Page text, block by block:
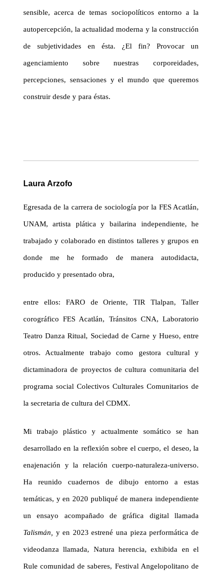
sensible, acerca de temas sociopolíticos entorno a la
autopercepción, la actualidad moderna y la construcción
de subjetividades en ésta. ¿El fin? Provocar un
agenciamiento sobre nuestras corporeidades,
percepciones, sensaciones y el mundo que queremos
construir desde y para éstas.
Laura Arzofo
Egresada de la carrera de sociología por la FES Acatlán,
UNAM, artista plática y bailarina independiente, he
trabajado y colaborado en distintos talleres y grupos en
donde me he formado de manera autodidacta,
producido y presentado obra,
entre ellos: FARO de Oriente, TIR Tlalpan, Taller
corográfico FES Acatlán, Tránsitos CNA, Laboratorio
Teatro Danza Ritual, Sociedad de Carne y Hueso, entre
otros. Actualmente trabajo como gestora cultural y
dictaminadora de proyectos de cultura comunitaria del
programa social Colectivos Culturales Comunitarios de
la secretaria de cultura del CDMX.
Mi trabajo plástico y actualmente somático se han
desarrollado en la reflexión sobre el cuerpo, el deseo, la
enajenación y la relación cuerpo-naturaleza-universo.
Ha reunido cuadernos de dibujo entorno a estas
temáticas, y en 2020 publiqué de manera independiente
un ensayo acompañado de gráfica digital llamada
Talismán, y en 2023 estrené una pieza performática de
videodanza llamada, Natura herencia, exhibida en el
Rule comunidad de saberes, Festival Angelopolitano de